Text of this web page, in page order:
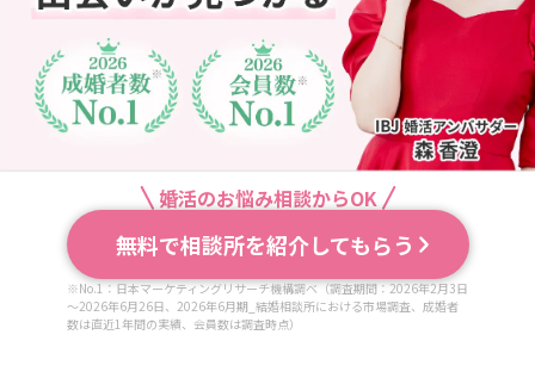
婚活のお悩み相談からOK
無料で相談所を紹介してもらう
※No.1：日本マーケティングリサーチ機構調べ（調査期間：2026年2月3日
～2026年6月26日、2026年6月期_結婚相談所における市場調査、成婚者
数は直近1年間の実績、会員数は調査時点）